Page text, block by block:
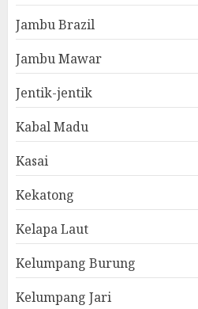
Jambu Brazil
Jambu Mawar
Jentik-jentik
Kabal Madu
Kasai
Kekatong
Kelapa Laut
Kelumpang Burung
Kelumpang Jari